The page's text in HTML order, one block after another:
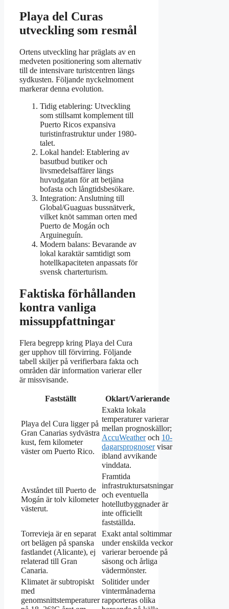
Playa del Curas
utveckling som resmål
Ortens utveckling har präglats av en
medveten positionering som alternativ
till de intensivare turistcentren längs
sydkusten. Följande nyckelmoment
markerar denna evolution.
Tidig etablering: Utveckling
som stillsamt komplement till
Puerto Ricos expansiva
turistinfrastruktur under 1980-
talet.
Lokal handel: Etablering av
basutbud butiker och
livsmedelsaffärer längs
huvudgatan för att betjäna
bofasta och långtidsbesökare.
Integration: Anslutning till
Global/Guaguas bussnätverk,
vilket knöt samman orten med
Puerto de Mogán och
Arguineguín.
Modern balans: Bevarande av
lokal karaktär samtidigt som
hotellkapaciteten anpassats för
svensk charterturism.
Faktiska förhållanden
kontra vanliga
missuppfattningar
Flera begrepp kring Playa del Cura
ger upphov till förvirring. Följande
tabell skiljer på verifierbara fakta och
områden där information varierar eller
är missvisande.
Fastställt Oklart/Varierande
Playa del Cura ligger på
Gran Canarias sydvästra
kust, fem kilometer
väster om Puerto Rico.
Exakta lokala
temperaturer varierar
mellan prognoskällor;
AccuWeatheroch 10-
dagarsprognoservisar
ibland avvikande
vinddata.
Avståndet till Puerto de
Mogán är tolv kilometer
västerut.
Framtida
infrastruktursatsningar
och eventuella
hotellutbyggnader är
inte officiellt
fastställda.
Torrevieja är en separat
ort belägen på spanska
fastlandet (Alicante), ej
relaterad till Gran
Canaria.
Exakt antal soltimmar
under enskilda veckor
varierar beroende på
säsong och årliga
vädermönster.
Klimatet är subtropiskt
med
genomsnittstemperaturer
Solitider under
vintermånaderna
rapporteras olika